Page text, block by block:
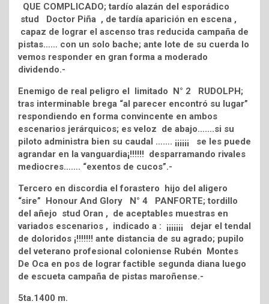
QUE COMPLICADO; tardío alazán del esporádico
stud Doctor Piña , de tardía aparición en escena ,
capaz de lograr el ascenso tras reducida campaña de
pistas…… con un solo bache; ante lote de su cuerda lo
vemos responder en gran forma a moderado
dividendo.-
Enemigo de real peligro el limitado N° 2 RUDOLPH;
tras interminable brega “al parecer encontró su lugar”
respondiendo en forma convincente en ambos
escenarios jerárquicos; es veloz de abajo…….si su
piloto administra bien su caudal ……. ¡¡¡¡¡¡ se les puede
agrandar en la vanguardia¡!!!!!! desparramando rivales
mediocres……. “exentos de cucos”.-
Tercero en discordia el forastero hijo del aligero
“sire” Honour And Glory N° 4 PANFORTE; tordillo
del añejo stud Oran , de aceptables muestras en
variados escenarios , indicado a : ¡¡¡¡¡¡¡ dejar el tendal
de doloridos ¡!!!!!!! ante distancia de su agrado; pupilo
del veterano profesional coloniense Rubén Montes
De Oca en pos de lograr factible segunda diana luego
de escueta campaña de pistas maroñense.-
5ta.1400 m.